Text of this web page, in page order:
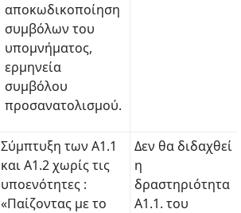
αποκωδικοποίηση
συμβόλων του
υπομνήματος,
ερμηνεία
συμβόλου
προσανατολισμού.
Σύμπτυξη των Α1.1
και Α1.2 χωρίς τις
υποενότητες :
«Παίζοντας με το
Δεν θα διδαχθεί
η
δραστηριότητα
Α1.1. του